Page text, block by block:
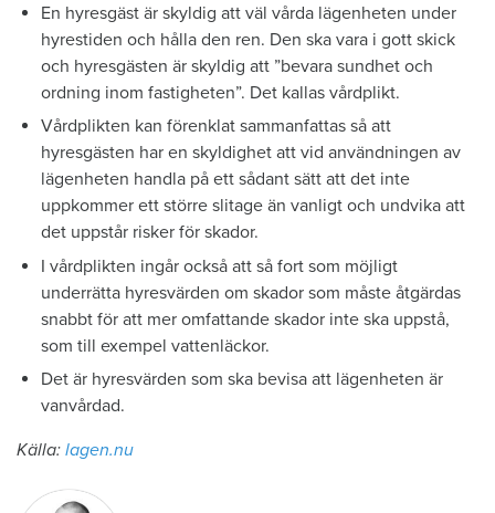
En hyresgäst är skyldig att väl vårda lägenheten under
hyrestiden och hålla den ren. Den ska vara i gott skick
och hyresgästen är skyldig att ”bevara sundhet och
ordning inom fastigheten”. Det kallas vårdplikt.
Vårdplikten kan förenklat sammanfattas så att
hyresgästen har en skyldighet att vid användningen av
lägenheten handla på ett sådant sätt att det inte
uppkommer ett större slitage än vanligt och undvika att
det uppstår risker för skador.
I vårdplikten ingår också att så fort som möjligt
underrätta hyresvärden om skador som måste åtgärdas
snabbt för att mer omfattande skador inte ska uppstå,
som till exempel vattenläckor.
Det är hyresvärden som ska bevisa att lägenheten är
vanvårdad.
Källa: lagen.nu